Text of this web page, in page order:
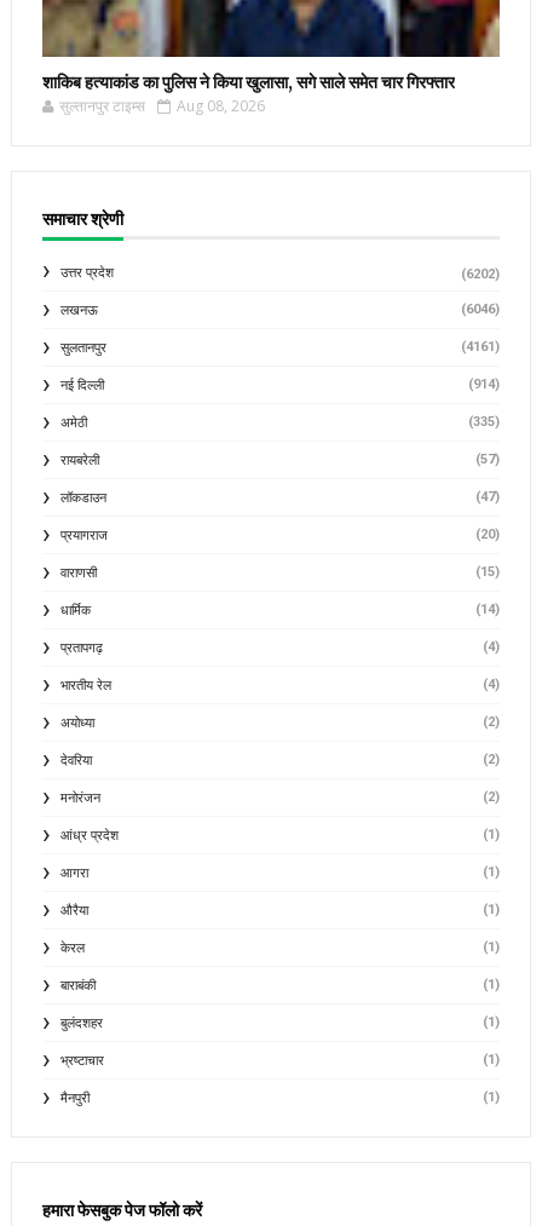
शाकिब हत्याकांड का पुलिस ने किया खुलासा, सगे साले समेत चार गिरफ्तार
सुल्तानपुर टाइम्स Aug 08, 2026
समाचार श्रेणी
उत्तर प्रदेश (6202)
लखनऊ (6046)
सुलतानपुर (4161)
नई दिल्ली (914)
अमेठी (335)
रायबरेली (57)
लॉकडाउन (47)
प्रयागराज (20)
वाराणसी (15)
धार्मिक (14)
प्रतापगढ़ (4)
भारतीय रेल (4)
अयोध्या (2)
देवरिया (2)
मनोरंजन (2)
आंध्र प्रदेश (1)
आगरा (1)
औरैया (1)
केरल (1)
बाराबंकी (1)
बुलंदशहर (1)
भ्रष्टाचार (1)
मैनपुरी (1)
हमारा फेसबुक पेज फॉलो करें